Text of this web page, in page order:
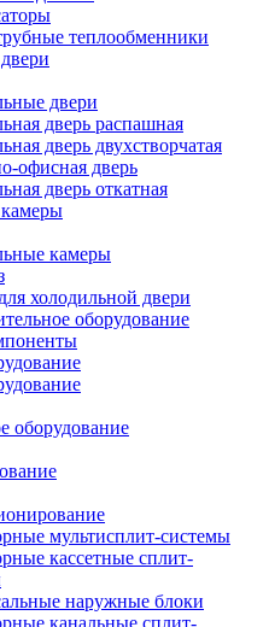
теплообменники
двери
дверь распашная
дверь двухстворчатая
офисная дверь
дверь откатная
камеры
холодильной двери
оборудование
оборудование
мультисплит-системы
кассетные сплит-
наружные блоки
канальные сплит-